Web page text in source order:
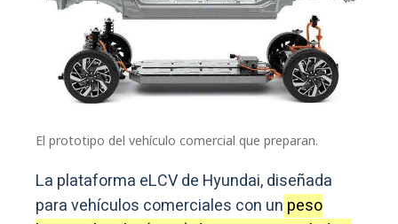
El prototipo del vehículo comercial que preparan.
La plataforma eLCV de Hyundai, diseñada
para vehículos comerciales con un peso